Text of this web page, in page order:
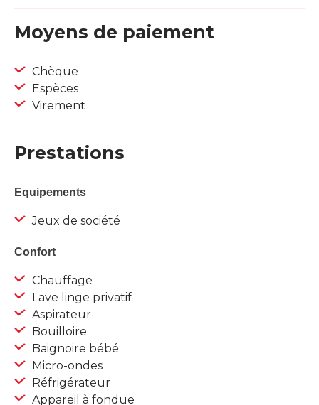
Moyens de paiement
Chèque
Espèces
Virement
Prestations
Equipements
Jeux de société
Confort
Chauffage
Lave linge privatif
Aspirateur
Bouilloire
Baignoire bébé
Micro-ondes
Réfrigérateur
Appareil à fondue